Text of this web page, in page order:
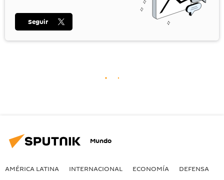
Seguir
Mundo
AMÉRICA LATINA INTERNACIONAL ECONOMÍA DEFENSA